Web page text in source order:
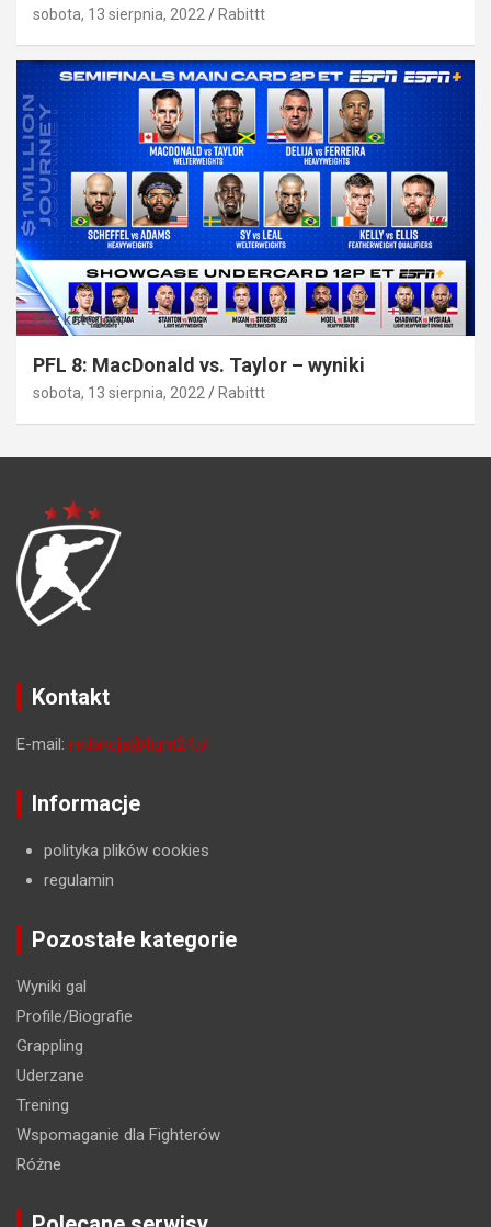
sobota, 13 sierpnia, 2022 Rabittt
Bez kategorii
PFL 8: MacDonald vs. Taylor – wyniki
sobota, 13 sierpnia, 2022 Rabittt
Kontakt
E-mail: redakcja@fight24.pl
Informacje
polityka plików cookies
regulamin
Pozostałe kategorie
Wyniki gal
Profile/Biografie
Grappling
Uderzane
Trening
Wspomaganie dla Fighterów
Różne